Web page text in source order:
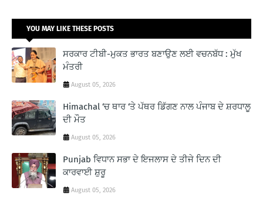
YOU MAY LIKE THESE POSTS
ਸਰਕਾਰ ਟੀਬੀ-ਮੁਕਤ ਭਾਰਤ ਬਣਾਉਣ ਲਈ ਵਚਨਬੱਧ : ਮੁੱਖ
ਮੰਤਰੀ
August 05, 2026
Himachal ‘ਚ ਥਾਰ ‘ਤੇ ਪੱਥਰ ਡਿੱਗਣ ਨਾਲ ਪੰਜਾਬ ਦੇ ਸ਼ਰਧਾਲੂ
ਦੀ ਮੌਤ
August 05, 2026
Punjab ਵਿਧਾਨ ਸਭਾ ਦੇ ਇਜਲਾਸ ਦੇ ਤੀਜੇ ਦਿਨ ਦੀ
ਕਾਰਵਾਈ ਸ਼ੁਰੂ
August 05, 2026